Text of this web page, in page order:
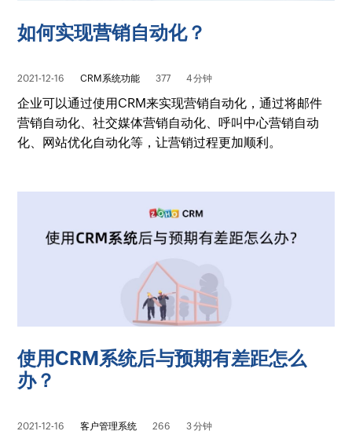
如何实现营销自动化？
2021-12-16 CRM系统功能 377 4 分钟
企业可以通过使用CRM来实现营销自动化，通过将邮件
营销自动化、社交媒体营销自动化、呼叫中心营销自动
化、网站优化自动化等，让营销过程更加顺利。
使用CRM系统后与预期有差距怎么
办？
2021-12-16 客户管理系统 266 3 分钟